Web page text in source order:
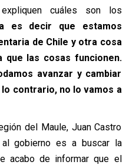
cuáles son los
es decir que estamos
de Chile y otra cosa
las cosas funcionen.
avanzar y cambiar
contrario, no lo vamos a
del Maule, Juan Castro
al gobierno es a buscar la
acabo de informar que el